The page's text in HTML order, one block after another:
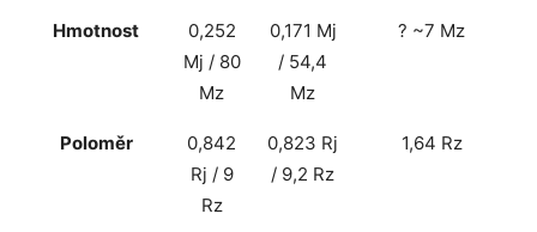
Hmotnost
0,252
Mj / 80
Mz
0,171 Mj
/ 54,4
Mz
? ~7 Mz
Poloměr
0,842
Rj / 9
Rz
0,823 Rj
/ 9,2 Rz
1,64 Rz